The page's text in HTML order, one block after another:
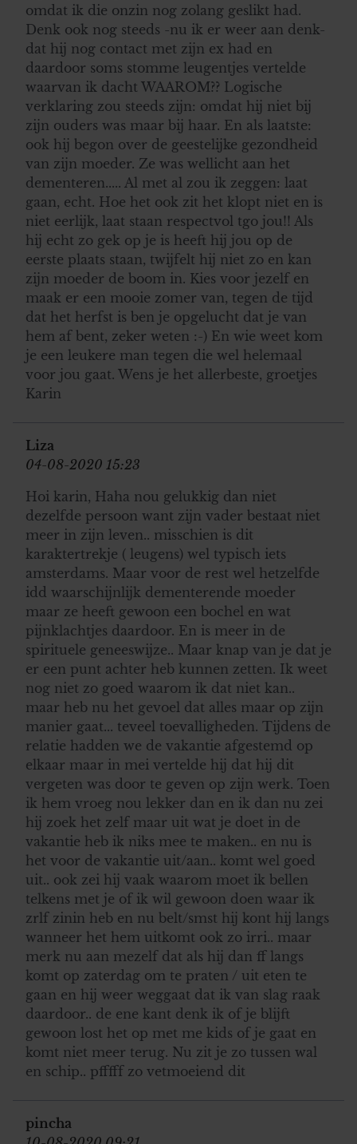
omdat ik die onzin nog zolang geslikt had.
Denk ook nog steeds -nu ik er weer aan denk-
dat hij nog contact met zijn ex had en
daardoor soms stomme leugentjes vertelde
waarvan ik dacht WAAROM?? Logische
verklaring zou steeds zijn: omdat hij niet bij
zijn ouders was maar bij haar. En als laatste:
ook hij begon over de geestelijke gezondheid
van zijn moeder. Ze was wellicht aan het
dementeren..... Al met al zou ik zeggen: laat
gaan, echt. Hoe het ook zit het klopt niet en is
niet eerlijk, laat staan respectvol tgo jou!! Als
hij echt zo gek op je is heeft hij jou op de
eerste plaats staan, twijfelt hij niet zo en kan
zijn moeder de boom in. Kies voor jezelf en
maak er een mooie zomer van, tegen de tijd
dat het herfst is ben je opgelucht dat je van
hem af bent, zeker weten :-) En wie weet kom
je een leukere man tegen die wel helemaal
voor jou gaat. Wens je het allerbeste, groetjes
Karin
Liza
04-08-2020 15:23
Hoi karin, Haha nou gelukkig dan niet
dezelfde persoon want zijn vader bestaat niet
meer in zijn leven.. misschien is dit
karaktertrekje ( leugens) wel typisch iets
amsterdams. Maar voor de rest wel hetzelfde
idd waarschijnlijk dementerende moeder
maar ze heeft gewoon een bochel en wat
pijnklachtjes daardoor. En is meer in de
spirituele geneeswijze.. Maar knap van je dat je
er een punt achter heb kunnen zetten. Ik weet
nog niet zo goed waarom ik dat niet kan..
maar heb nu het gevoel dat alles maar op zijn
manier gaat... teveel toevalligheden. Tijdens de
relatie hadden we de vakantie afgestemd op
elkaar maar in mei vertelde hij dat hij dit
vergeten was door te geven op zijn werk. Toen
ik hem vroeg nou lekker dan en ik dan nu zei
hij zoek het zelf maar uit wat je doet in de
vakantie heb ik niks mee te maken.. en nu is
het voor de vakantie uit/aan.. komt wel goed
uit.. ook zei hij vaak waarom moet ik bellen
telkens met je of ik wil gewoon doen waar ik
zrlf zinin heb en nu belt/smst hij kont hij langs
wanneer het hem uitkomt ook zo irri.. maar
merk nu aan mezelf dat als hij dan ff langs
komt op zaterdag om te praten / uit eten te
gaan en hij weer weggaat dat ik van slag raak
daardoor.. de ene kant denk ik of je blijft
gewoon lost het op met me kids of je gaat en
komt niet meer terug. Nu zit je zo tussen wal
en schip.. pfffff zo vetmoeiend dit
pincha